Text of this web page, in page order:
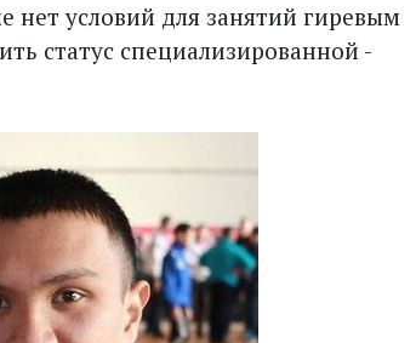
нет условий для занятий гиревым
статус специализированной -